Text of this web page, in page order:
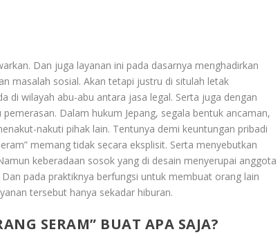
Dan juga layanan ini pada dasarnya menghadirkan
masalah sosial. Akan tetapi justru di situlah letak
di wilayah abu-abu antara jasa legal. Serta juga dengan
Dalam hukum Jepang, segala bentuk ancaman,
nakuti pihak lain. Tentunya demi keuntungan pribadi
memang tidak secara eksplisit. Serta menyebutkan
keberadaan sosok yang di desain menyerupai anggota
pada praktiknya berfungsi untuk membuat orang lain
tersebut hanya sekadar hiburan.
SERAM” BUAT APA SAJA?